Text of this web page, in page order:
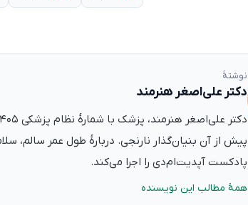
نوشتهٔ
دکتر علی‌اصغر هنرمند
پیش از آن بنیان‌گذار نارنجی. دربارهٔ طول عمر سالم،
پادکست آپدیت‌ام‌دی را اجرا می‌کند.
همهٔ مطالب این نویسنده